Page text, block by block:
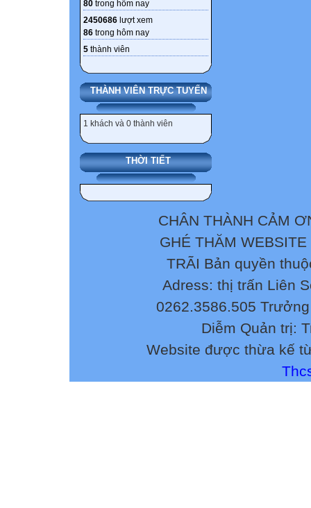
80 trong hôm nay
2450686 lượt xem
86 trong hôm nay
5 thành viên
THÀNH VIÊN TRỰC TUYẾN
1 khách và 0 thành viên
THỜI TIẾT
CHÂN THÀNH CẢM
GHÉ THĂM
TRÃI Bản quyền
Adress: thị trấn Liên
0262.3586.505
Diễm Quản trị:
Website được thừa kế